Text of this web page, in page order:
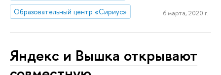
Образовательный центр «Сириус»
6 марта, 2020 г.
Яндекс и Вышка открывают